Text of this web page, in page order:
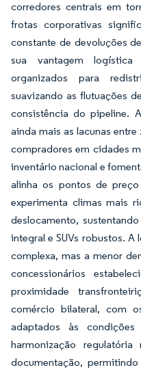
corredores centrais em
frotas corporativas
constante de devoluções
sua vantagem logística
organizados para
suavizando as flutuações
consistência do pipeline.
ainda mais as lacunas
compradores em cidades
inventário nacional e
alinha os pontos de
experimenta climas mais
deslocamento,
integral e SUVs robustos.
complexa, mas a menor
concessionários
proximidade
comércio bilateral, com
adaptados às
harmonização
documentação,